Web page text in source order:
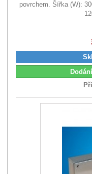
povrchem. Šířka (W):